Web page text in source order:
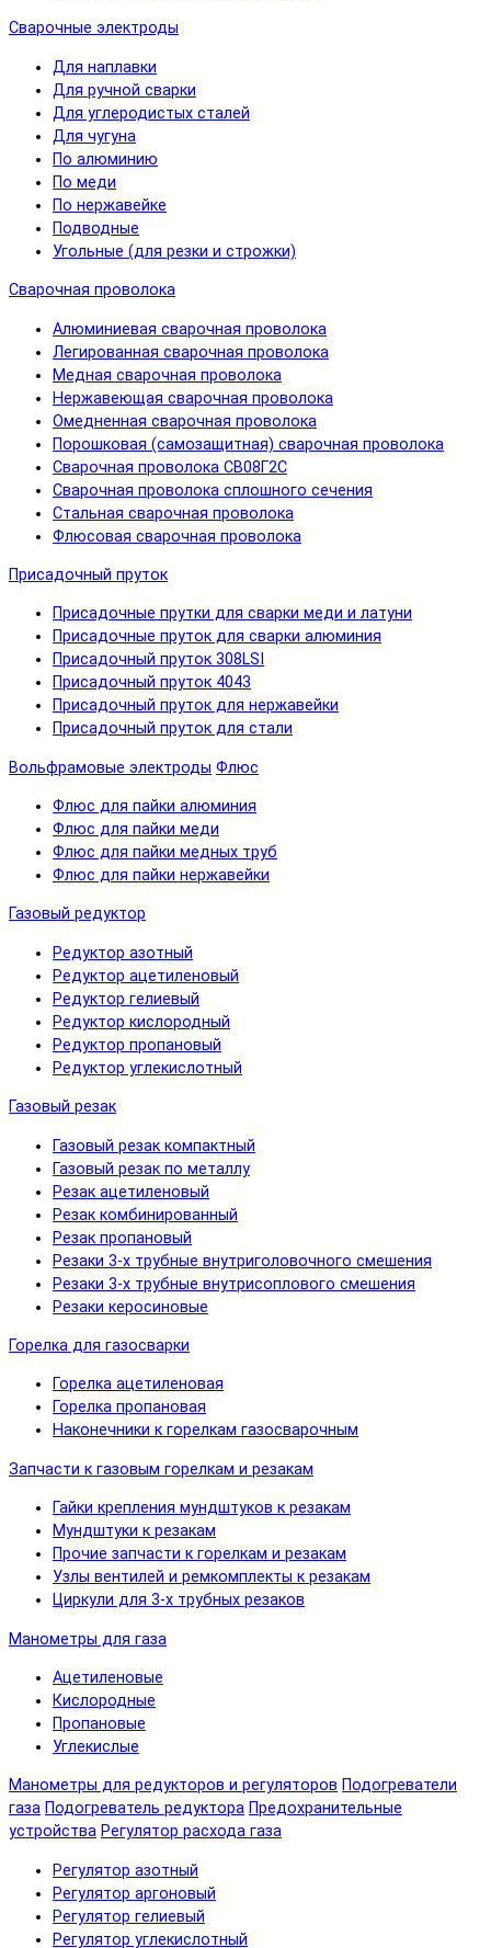
Сварочные электроды
Для наплавки
Для ручной сварки
Для углеродистых сталей
Для чугуна
По алюминию
По меди
По нержавейке
Подводные
Угольные (для резки и строжки)
Сварочная проволока
Алюминиевая сварочная проволока
Легированная сварочная проволока
Медная сварочная проволока
Нержавеющая сварочная проволока
Омедненная сварочная проволока
Порошковая (самозащитная) сварочная проволока
Сварочная проволока СВ08Г2С
Сварочная проволока сплошного сечения
Стальная сварочная проволока
Флюсовая сварочная проволока
Присадочный пруток
Присадочные прутки для сварки меди и латуни
Присадочные пруток для сварки алюминия
Присадочный пруток 308LSI
Присадочный пруток 4043
Присадочный пруток для нержавейки
Присадочный пруток для стали
Вольфрамовые электроды Флюс
Флюс для пайки алюминия
Флюс для пайки меди
Флюс для пайки медных труб
Флюс для пайки нержавейки
Газовый редуктор
Редуктор азотный
Редуктор ацетиленовый
Редуктор гелиевый
Редуктор кислородный
Редуктор пропановый
Редуктор углекислотный
Газовый резак
Газовый резак компактный
Газовый резак по металлу
Резак ацетиленовый
Резак комбинированный
Резак пропановый
Резаки 3-х трубные внутриголовочного смешения
Резаки 3-х трубные внутрисоплового смешения
Резаки керосиновые
Горелка для газосварки
Горелка ацетиленовая
Горелка пропановая
Наконечники к горелкам газосварочным
Запчасти к газовым горелкам и резакам
Гайки крепления мундштуков к резакам
Мундштуки к резакам
Прочие запчасти к горелкам и резакам
Узлы вентилей и ремкомплекты к резакам
Циркули для 3-х трубных резаков
Манометры для газа
Ацетиленовые
Кислородные
Пропановые
Углекислые
Манометры для редукторов и регуляторов Подогреватели
газа Подогреватель редуктора Предохранительные
устройства Регулятор расхода газа
Регулятор азотный
Регулятор аргоновый
Регулятор гелиевый
Регулятор углекислотный